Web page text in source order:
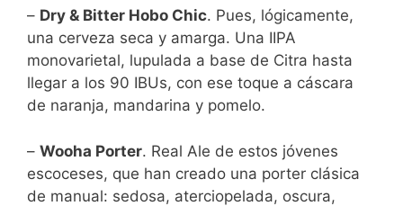
– Dry & Bitter Hobo Chic. Pues, lógicamente,
una cerveza seca y amarga. Una IIPA
monovarietal, lupulada a base de Citra hasta
llegar a los 90 IBUs, con ese toque a cáscara
de naranja, mandarina y pomelo.
– Wooha Porter. Real Ale de estos jóvenes
escoceses, que han creado una porter clásica
de manual: sedosa, aterciopelada, oscura,